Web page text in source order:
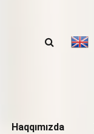
Haqqımızda